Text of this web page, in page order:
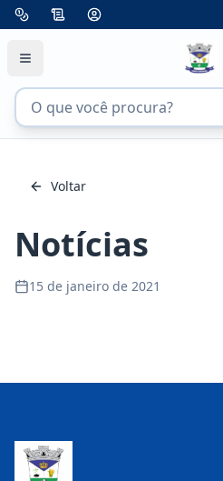
Voltar
Notícias
15 de janeiro de 2021